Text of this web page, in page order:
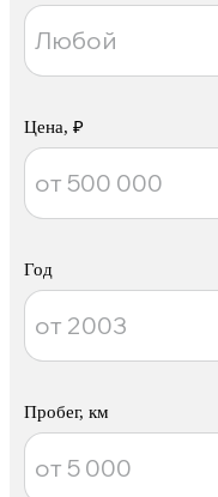
Цена, ₽
Год
Пробег, км